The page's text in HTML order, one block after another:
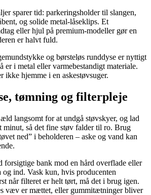
sparer tid: parkeringsholder til slangen,
og solide metal-låseklips. Et
eller hjul på premium-modeller gør en
er halvt fuld.
og børsteløs runddyse er nyttigt
er i metal eller varmebestandigt materiale.
ikke hjemme i en askestøvsuger.
tømning og filterpleje
langsomt for at undgå støvskyer, og lad
minut, så det fine støv falder til ro. Brug
ned” i beholderen – aske og vand kan
forsigtige bank mod en hård overflade eller
ind. Vask kun, hvis producenten
når filteret er helt tørt, må det i brug igen.
væv er mættet, eller gummitætninger bliver